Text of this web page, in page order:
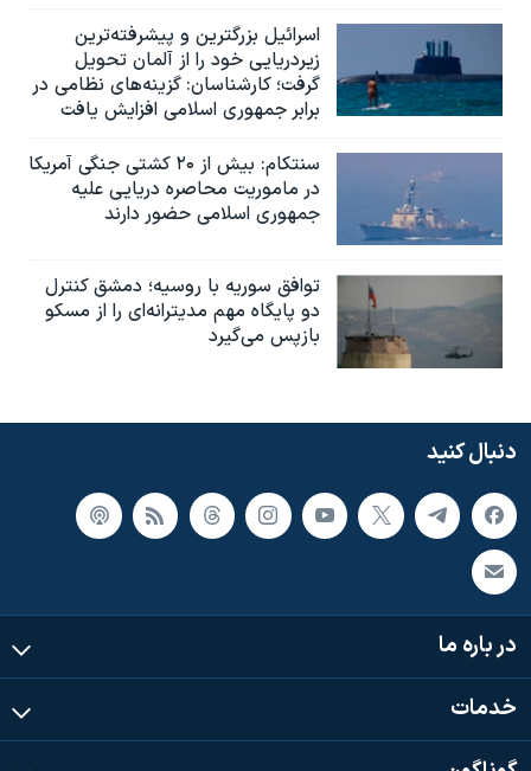
اسرائيل بزرگترین و پیشرفته‌ترین
زیردریایی خود را از آلمان تحویل
گرفت؛ کارشناسان: گزینه‌های نظامی در
برابر جمهوری اسلامی افزایش یافت
سنتکام: بیش از ۲۰ کشتی جنگی آمریکا
در ماموریت محاصره دریایی علیه
جمهوری اسلامی حضور دارند
توافق سوریه با روسیه؛ دمشق کنترل
دو پایگاه مهم مدیترانه‌ای را از مسکو
بازپس می‌گیرد
دنبال کنید
در باره ما
خدمات